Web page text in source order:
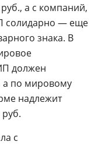
а с компаний,
солидарно — еще
знака. В
должен
а по мировому
надлежит
с